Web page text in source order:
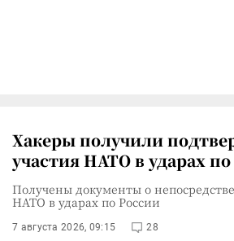
Хакеры получили
участия НАТО в ударах
Получены документы о
НАТО в ударах по России
7 августа 2026, 09:15 28